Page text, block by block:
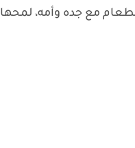
مع جده وأمه، لمحها